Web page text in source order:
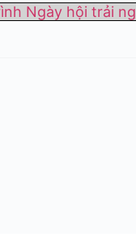
Ngày hội trải